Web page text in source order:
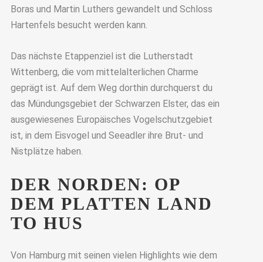
Boras und Martin Luthers gewandelt und Schloss
Hartenfels besucht werden kann.
Das nächste Etappenziel ist die Lutherstadt
Wittenberg, die vom mittelalterlichen Charme
geprägt ist. Auf dem Weg dorthin durchquerst du
das Mündungsgebiet der Schwarzen Elster, das ein
ausgewiesenes Europäisches Vogelschutzgebiet
ist, in dem Eisvogel und Seeadler ihre Brut- und
Nistplätze haben.
DER NORDEN: OP
DEM PLATTEN LAND
TO HUS
Von Hamburg mit seinen vielen Highlights wie dem